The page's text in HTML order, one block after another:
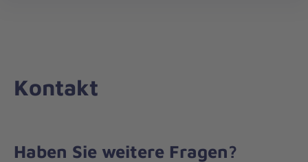
zum
Kontakt
Haben Sie weitere Fragen?